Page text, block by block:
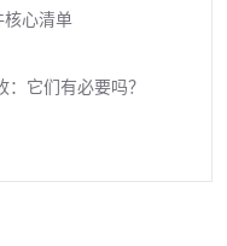
核心清单
它们有必要吗？